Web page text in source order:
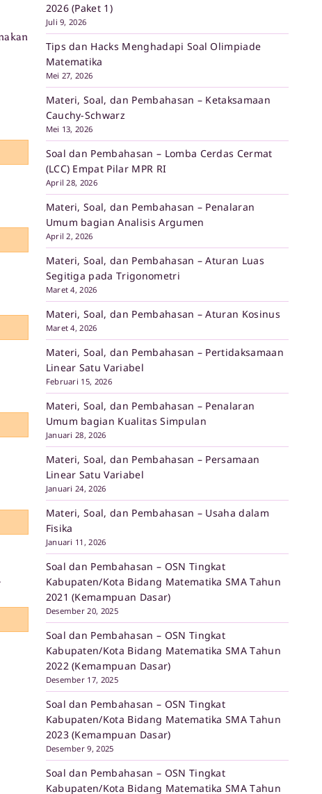
2026 (Paket 1)
Juli 9, 2026
Tips dan Hacks Menghadapi Soal Olimpiade
Matematika
Mei 27, 2026
Materi, Soal, dan Pembahasan – Ketaksamaan
Cauchy-Schwarz
Mei 13, 2026
Soal dan Pembahasan – Lomba Cerdas Cermat
(LCC) Empat Pilar MPR RI
April 28, 2026
Materi, Soal, dan Pembahasan – Penalaran
Umum bagian Analisis Argumen
April 2, 2026
Materi, Soal, dan Pembahasan – Aturan Luas
Segitiga pada Trigonometri
Maret 4, 2026
Materi, Soal, dan Pembahasan – Aturan Kosinus
Maret 4, 2026
Materi, Soal, dan Pembahasan – Pertidaksamaan
Linear Satu Variabel
Februari 15, 2026
Materi, Soal, dan Pembahasan – Penalaran
Umum bagian Kualitas Simpulan
Januari 28, 2026
Materi, Soal, dan Pembahasan – Persamaan
Linear Satu Variabel
Januari 24, 2026
Materi, Soal, dan Pembahasan – Usaha dalam
Fisika
Januari 11, 2026
Soal dan Pembahasan – OSN Tingkat
Kabupaten/Kota Bidang Matematika SMA Tahun
2021 (Kemampuan Dasar)
Desember 20, 2025
Soal dan Pembahasan – OSN Tingkat
Kabupaten/Kota Bidang Matematika SMA Tahun
2022 (Kemampuan Dasar)
Desember 17, 2025
Soal dan Pembahasan – OSN Tingkat
Kabupaten/Kota Bidang Matematika SMA Tahun
2023 (Kemampuan Dasar)
Desember 9, 2025
Soal dan Pembahasan – OSN Tingkat
Kabupaten/Kota Bidang Matematika SMA Tahun